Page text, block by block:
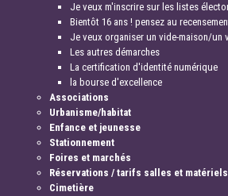
Je veux m'inscrire sur les listes
Bientôt 16 ans ! pensez au
Je veux organiser un vide-maison/un
Les autres démarches
La certification d'identité numérique
la bourse d'excellence
Associations
Urbanisme/habitat
Enfance et jeunesse
Stationnement
Foires et marchés
Réservations / tarifs salles et matériels
Cimetière